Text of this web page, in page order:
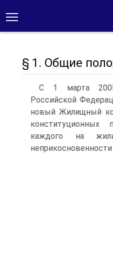
§ 1. Общие
С 1 марта
Российской
новый Жилищный
каждого на
неприкосновенности